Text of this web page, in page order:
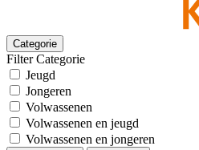
Categorie
Filter Categorie
Jeugd
Jongeren
Volwassenen
Volwassenen en jeugd
Volwassenen en jongeren